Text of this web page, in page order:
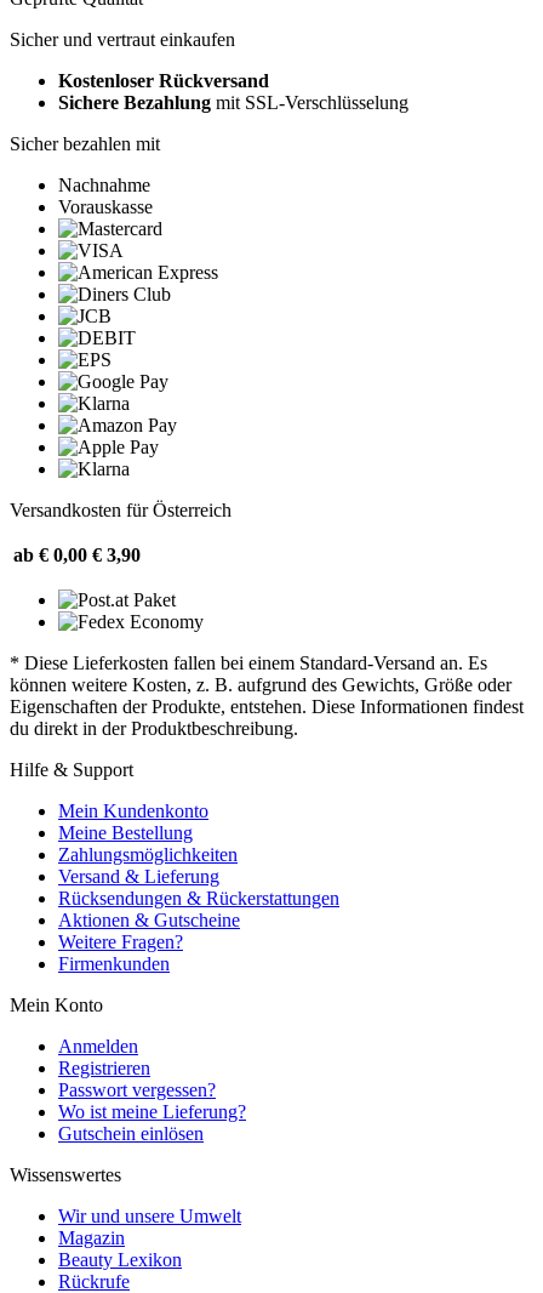
Sicher und vertraut einkaufen
Kostenloser Rückversand
Sichere Bezahlung mit SSL-Verschlüsselung
Sicher bezahlen mit
Nachnahme
Vorauskasse
Versandkosten für Österreich
ab € 0,00 € 3,90
* Diese Lieferkosten fallen bei einem Standard-Versand an. Es
können weitere Kosten, z. B. aufgrund des Gewichts, Größe oder
Eigenschaften der Produkte, entstehen. Diese Informationen findest
du direkt in der Produktbeschreibung.
Hilfe & Support
Mein Kundenkonto
Meine Bestellung
Zahlungsmöglichkeiten
Versand & Lieferung
Rücksendungen & Rückerstattungen
Aktionen & Gutscheine
Weitere Fragen?
Firmenkunden
Mein Konto
Anmelden
Registrieren
Passwort vergessen?
Wo ist meine Lieferung?
Gutschein einlösen
Wissenswertes
Wir und unsere Umwelt
Magazin
Beauty Lexikon
Rückrufe